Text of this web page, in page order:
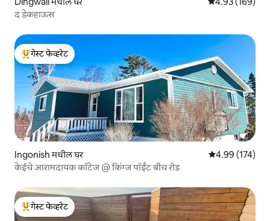
द डेकहाऊस
टॉप गेस्ट फेव्हरेट
गेस्ट फेव्हरेट
Ingonish मधील घर 5 पैकी 4.99
4.99 (174)
केईचे आरामदायक कॉटेज @ किंग्ज पॉईंट बीच रोड
टॉप गेस्ट फेव्हरेट
गेस्ट फेव्हरेट